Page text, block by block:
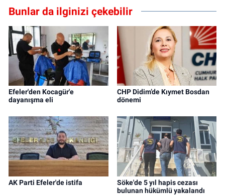
Bunlar da ilginizi çekebilir
Efeler'den Kocagür'e
dayanışma eli
CHP Didim’de Kıymet Bosdan
dönemi
AK Parti Efeler'de istifa
Söke'de 5 yıl hapis cezası
bulunan hükümlü yakalandı